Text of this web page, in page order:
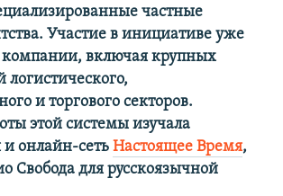
частные
Участие в инициативе уже
включая крупных
логистического,
и торгового секторов.
этой системы изучала
и онлайн-сеть Настоящее Время,
Свобода для русскоязычной